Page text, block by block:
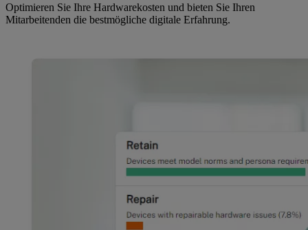
Optimieren Sie Ihre Hardwarekosten und bieten Sie Ihren
Mitarbeitenden die bestmögliche digitale Erfahrung.